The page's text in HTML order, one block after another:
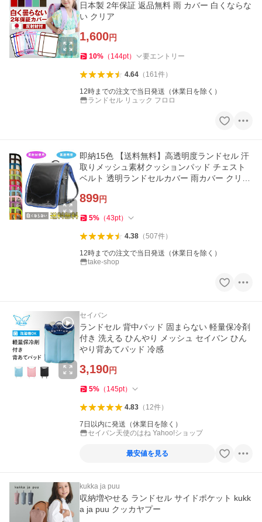
日本製 2年保証 返品無料 雨 カバー 白くならな
い クリア
1,600円
10% （ 144pt） 要エントリー
4.64（ 161件）
12時までの注文で当日発送（休業日を除く）
ランドセル リュック フロロ
即納15色 【送料無料】高透明度ランドセル 汗
取りメッシュ素材クッションパッド チェスト
ベルト 透明ランドセルカバー 雨カバー クリア
899円
5% （43pt）
4.38（507件）
12時までの注文で当日発送（休業日を除く）
take-shop
セイバン
ランドセル 背中パッド 固まらない 軽量保冷剤
付き 洗える ひんやり メッシュ セイバン ひん
やり背あてパッド 冷感
3,190円
5% （ 145pt）
4.83（ 12件）
7日以内に発送（休業日を除く）
セイバン天使のはね Yahoo!ショップ
最安値を見る
kukka ja puu
収納増やせる ランドセル サイドポケット kukk
a ja puu クッカヤプー